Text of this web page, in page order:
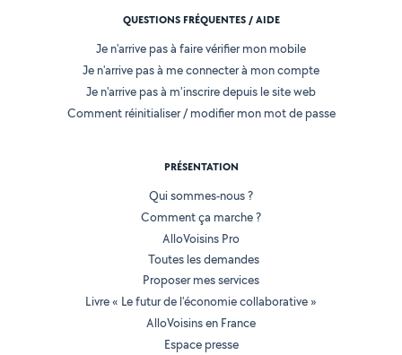
QUESTIONS FRÉQUENTES / AIDE
Je n'arrive pas à faire vérifier mon mobile
Je n'arrive pas à me connecter à mon compte
Je n'arrive pas à m'inscrire depuis le site web
Comment réinitialiser / modifier mon mot de passe
PRÉSENTATION
Qui sommes-nous ?
Comment ça marche ?
AlloVoisins Pro
Toutes les demandes
Proposer mes services
Livre « Le futur de l'économie collaborative »
AlloVoisins en France
Espace presse